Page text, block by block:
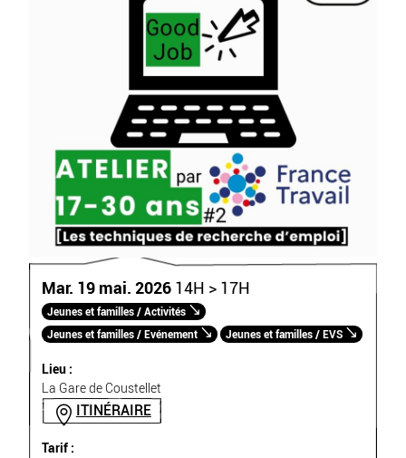
Mar. 19 mai. 2026 14H > 17H
Jeunes et familles / Activités
Jeunes et familles / Evénement
Jeunes et familles / EVS
Lieu :
La Gare de Coustellet
ITINÉRAIRE
Tarif :